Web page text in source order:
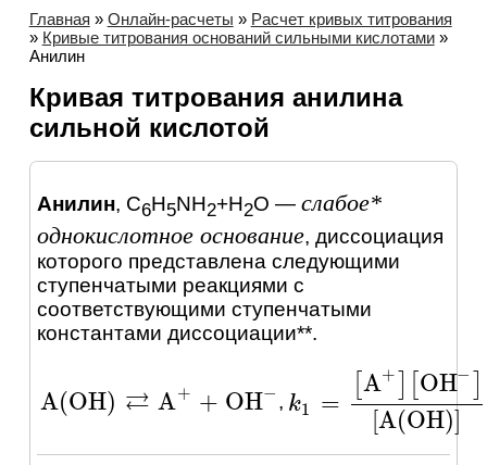
Главная » Онлайн-расчеты » Расчет кривых титрования
» Кривые титрования оснований сильными кислотами»
Анилин
Кривая титрования анилина
сильной кислотой
Анилин, C6H5NH2+H2O —слабое*
однокислотное основание, диссоциация
которого представлена следующими
ступенчатыми реакциями c
соответствующими ступенчатыми
константами диссоциации**.
A(OH) ⇄ A+ + OH−
A(OH)⇄ A++ OH , k1 =
[A+ OH−
[A(OH)]
k1 =[A +][OH-][A(OH)]